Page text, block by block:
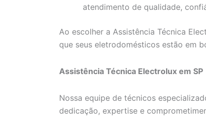
atendimento de qualidade,
Ao escolher a Assistência Técnica
que seus eletrodomésticos estão em
Assistência Técnica Electrolux em SP
Nossa equipe de técnicos
dedicação, expertise e